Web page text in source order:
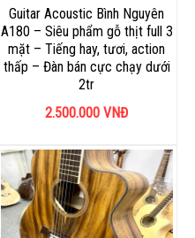
Guitar Acoustic Bình Nguyên
A180 – Siêu phẩm gỗ thịt full 3
mặt – Tiếng hay, tươi, action
thấp – Đàn bán cực chạy dưới
2tr
2.500.000 VNĐ